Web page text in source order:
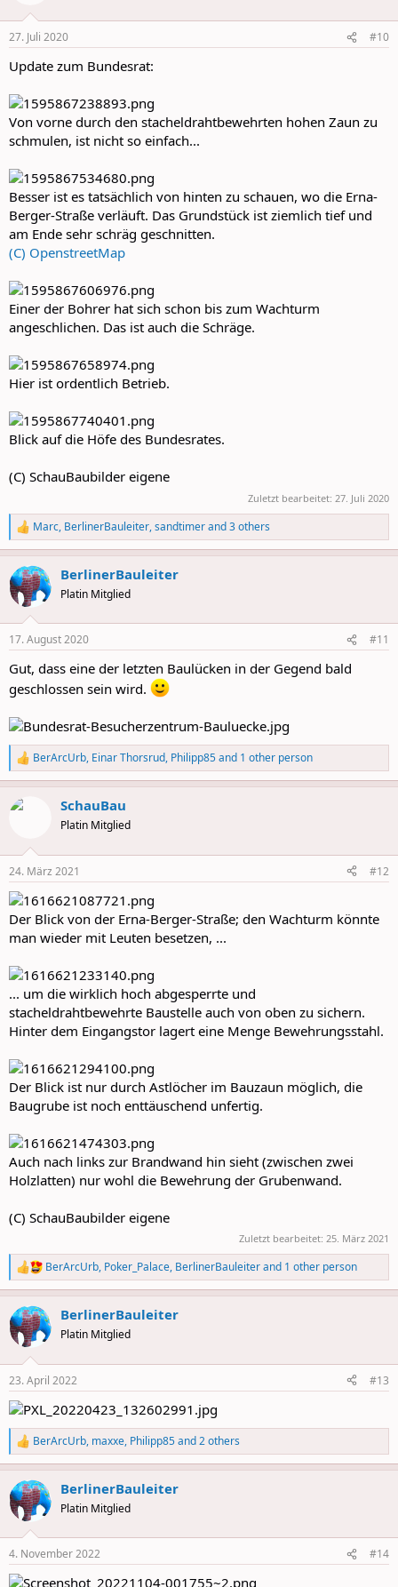
s
27. Juli 2020 #10
Update zum Bundesrat:
Von vorne durch den stacheldrahtbewehrten hohen Zaun zu
schmulen, ist nicht so einfach...
Besser ist es tatsächlich von hinten zu schauen, wo die Erna-
Berger-Straße verläuft. Das Grundstück ist ziemlich tief und
am Ende sehr schräg geschnitten.
(C) OpenstreetMap
Einer der Bohrer hat sich schon bis zum Wachturm
angeschlichen. Das ist auch die Schräge.
Hier ist ordentlich Betrieb.
Blick auf die Höfe des Bundesrates.
(C) SchauBaubilder eigene
Zuletzt bearbeitet: 27. Juli 2020
R
e
a
c
t
i
s
Marc, BerlinerBauleiter,sandtimerand 3 others
BerlinerBauleiter
Platin Mitglied
17. August 2020 #11
Gut, dass eine der letzten Baulücken in der Gegend bald
geschlossen sein wird.
R
e
a
c
s
:
BerArcUrb, Einar Thorsrud, Philipp85and 1 other person
SchauBau
Platin Mitglied
24. März 2021 #12
Der Blick von der Erna-Berger-Straße; den Wachturm könnte
man wieder mit Leuten besetzen, ...
... um die wirklich hoch abgesperrte und
stacheldrahtbewehrte Baustelle auch von oben zu sichern.
Hinter dem Eingangstor lagert eine Menge Bewehrungsstahl.
Der Blick ist nur durch Astlöcher im Bauzaun möglich, die
Baugrube ist noch enttäuschend unfertig.
Auch nach links zur Brandwand hin sieht (zwischen zwei
Holzlatten) nur wohl die Bewehrung der Grubenwand.
(C) SchauBaubilder eigene
Zuletzt bearbeitet: 25. März 2021
R
e
a
c
t
i
s
:
BerArcUrb, Poker_Palace, BerlinerBauleiterand 1 other person
BerlinerBauleiter
Platin Mitglied
23. April 2022 #13
R
e
a
c
t
i
s
:
BerArcUrb, maxxe, Philipp85and 2 others
BerlinerBauleiter
Platin Mitglied
4. November 2022 #14